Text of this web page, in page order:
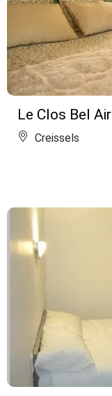
Le Clos Bel Air
Creissels